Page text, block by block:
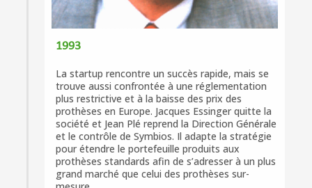
1993
La startup rencontre un succès rapide, mais se
trouve aussi confrontée à une réglementation
plus restrictive et à la baisse des prix des
prothèses en Europe. Jacques Essinger quitte la
société et Jean Plé reprend la Direction Générale
et le contrôle de Symbios. Il adapte la stratégie
pour étendre le portefeuille produits aux
prothèses standards afin de s’adresser à un plus
grand marché que celui des prothèses sur-